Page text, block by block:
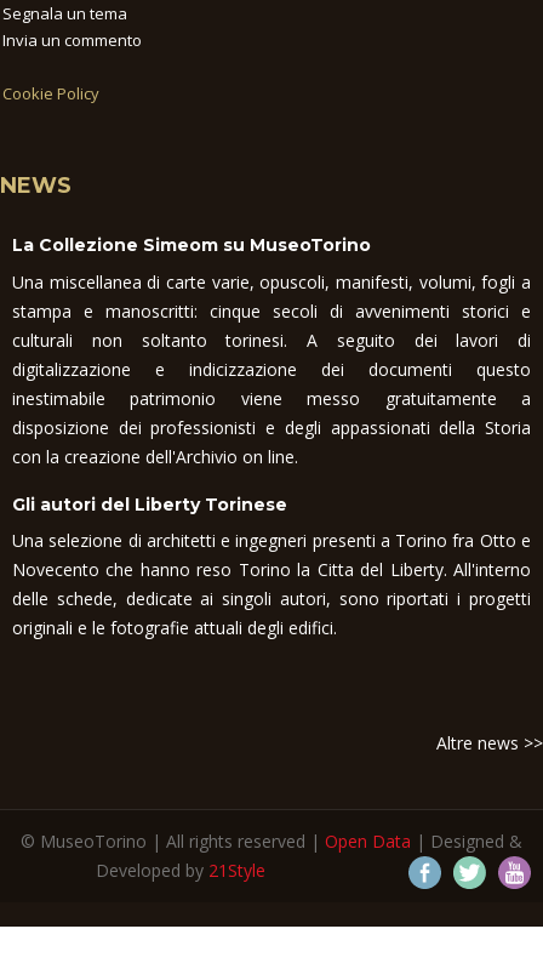
Segnala un tema
Invia un commento
Cookie Policy
NEWS
La Collezione Simeom su MuseoTorino
Una miscellanea di carte varie, opuscoli, manifesti, volumi, fogli a
stampa e manoscritti: cinque secoli di avvenimenti storici e
culturali non soltanto torinesi. A seguito dei lavori di
digitalizzazione e indicizzazione dei documenti questo
inestimabile patrimonio viene messo gratuitamente a
disposizione dei professionisti e degli appassionati della Storia
con la creazione dell'Archivio on line.
Gli autori del Liberty Torinese
Una selezione di architetti e ingegneri presenti a Torino fra Otto e
Novecento che hanno reso Torino la Citta del Liberty. All'interno
delle schede, dedicate ai singoli autori, sono riportati i progetti
originali e le fotografie attuali degli edifici.
Altre news >>
© MuseoTorino | All rights reserved | Open Data | Designed &
Developed by 21Style